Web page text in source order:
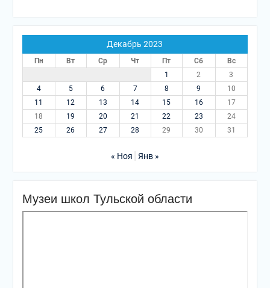
Декабрь 2023
Пн Вт Ср Чт Пт Сб
Вс
1
2
3
4
5 6 7 8 9
10
11
12 13 14 15 16
17
18
19 20 21 22 23
24
25
26 27 28 29 30 31
« Ноя Янв »
Музеи школ Тульской области